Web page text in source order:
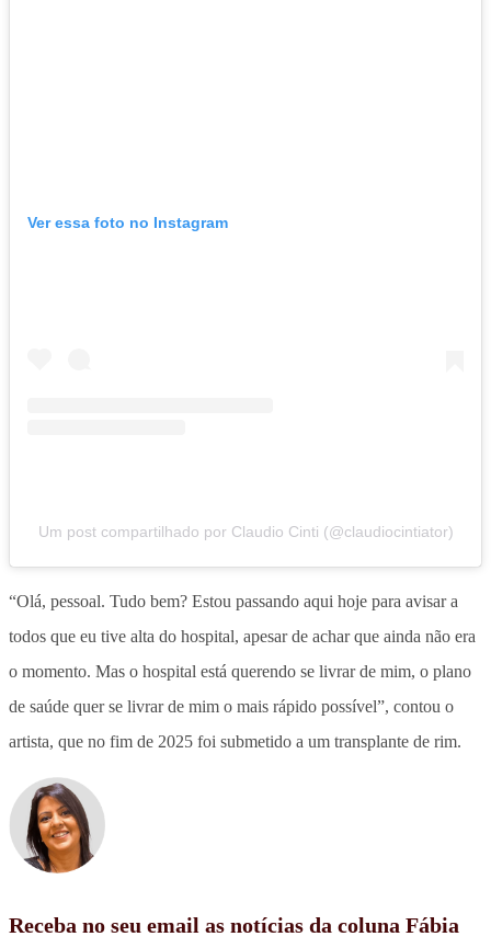
Ver essa foto no Instagram
Um post compartilhado por Claudio Cinti (@claudiocintiator)
“Olá, pessoal. Tudo bem? Estou passando aqui hoje para avisar a
todos que eu tive alta do hospital, apesar de achar que ainda não era
o momento. Mas o hospital está querendo se livrar de mim, o plano
de saúde quer se livrar de mim o mais rápido possível”, contou o
artista, que no fim de 2025 foi submetido a um transplante de rim.
Receba no seu email as notícias da coluna Fábia